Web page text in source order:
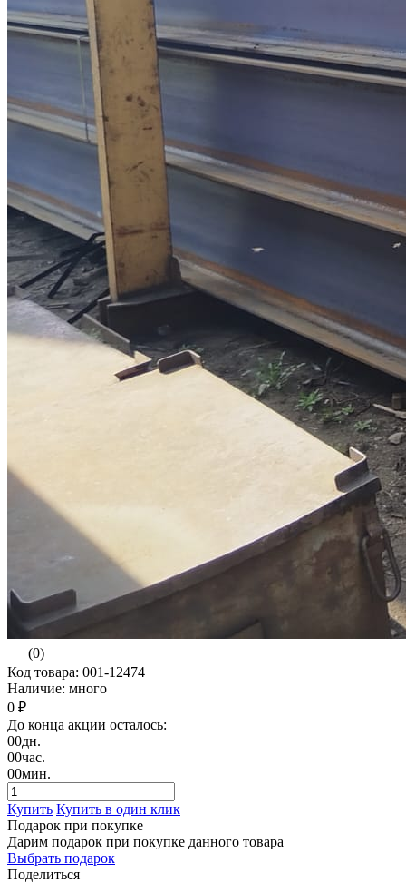
(0)
Код товара: 001-12474
Наличие: много
0 ₽
До конца акции осталось:
00дн.
00час.
00мин.
Купить Купить в один клик
Подарок при покупке
Дарим подарок при покупке данного товара
Выбрать подарок
Поделиться